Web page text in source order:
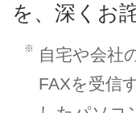
を、深くお
※
自宅や会社
FAXを受信